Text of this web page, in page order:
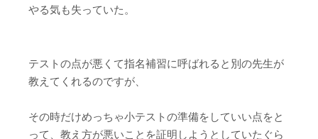
やる気も失っていた。
テストの点が悪くて指名補習に呼ばれると別の先生が
教えてくれるのですが、
その時だけめっちゃ小テストの準備をしていい点をと
って、教え方が悪いことを証明しようとしていたぐら